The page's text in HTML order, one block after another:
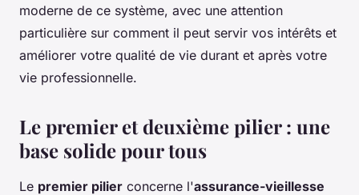
moderne de ce système, avec une attention
particulière sur comment il peut servir vos intérêts et
améliorer votre qualité de vie durant et après votre
vie professionnelle.
Le premier et deuxième pilier : une
base solide pour tous
Le premier pilier concerne l'assurance-vieillesse